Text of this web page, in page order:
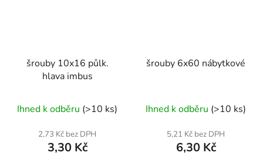
šrouby 10x16 půlk.
hlava imbus
Ihned k odběru (>10 ks)
2,73 Kč bez DPH
3,30 Kč
šrouby 6x60 nábytkové
Ihned k odběru (>10 ks)
5,21 Kč bez DPH
6,30 Kč